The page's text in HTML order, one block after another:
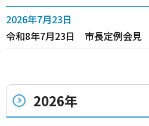
2026年7月23日
令和8年7月23日 市長定例会見
2026年